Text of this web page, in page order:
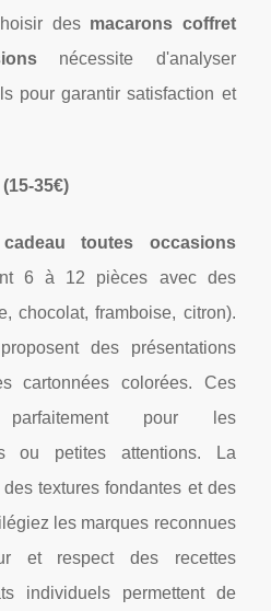
des macarons coffret
nécessite d'analyser
pour garantir satisfaction et
35€)
toutes occasions
6 à 12 pièces avec des
chocolat, framboise, citron).
des présentations
cartonnées colorées. Ces
parfaitement pour les
ou petites attentions. La
textures fondantes et des
les marques reconnues
et respect des recettes
individuels permettent de